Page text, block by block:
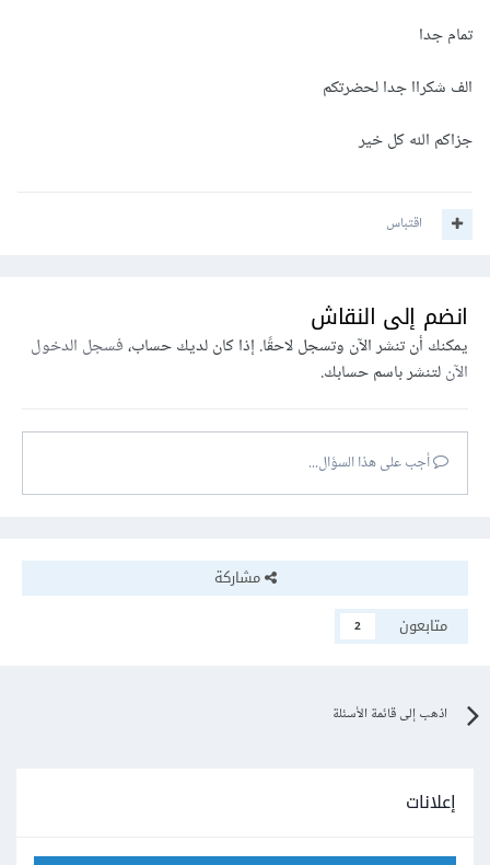
تمام جدا
الف شكراا جدا لحضرتكم
جزاكم الله كل خير
اقتباس
انضم إلى النقاش
يمكنك أن تنشر الآن وتسجل لاحقًا. إذا كان لديك حساب،فسجل الدخول
الآنلتنشر باسم حسابك.
أجب على هذا السؤال...
مشاركة
متابعون
2
اذهب إلى قائمة الأسئلة
إعلانات